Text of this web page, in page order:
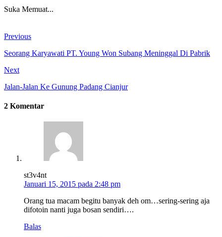
Suka Memuat...
Previous
Seorang Karyawati PT. Young Won Subang Meninggal Di Pabrik
Next
Jalan-Jalan Ke Gunung Padang Cianjur
2 Komentar
st3v4nt
Januari 15, 2015 pada 2:48 pm
Orang tua macam begitu banyak deh om…sering-sering aja
difotoin nanti juga bosan sendiri….
Balas